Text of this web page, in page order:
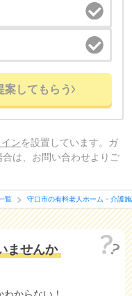
案してもらう
ンを設置しています。ガ
は、お問い合わせよりご
覧 守口市の有料老人ホーム・介護
ませんか